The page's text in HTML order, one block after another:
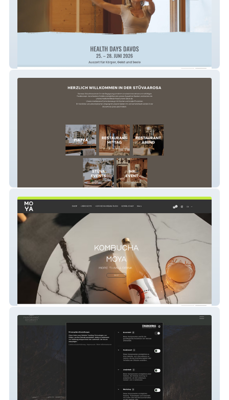
MOYA Kombucha